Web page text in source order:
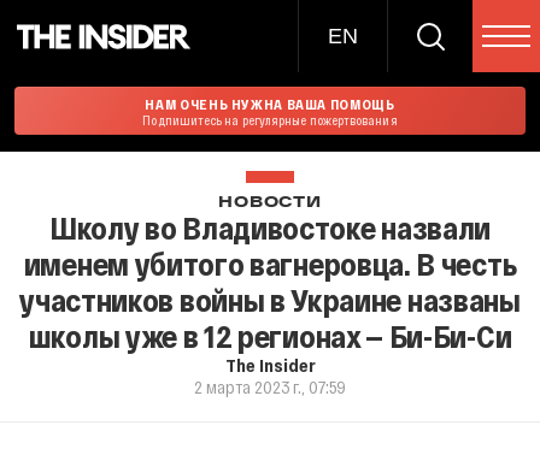
EN
НАМ ОЧЕНЬ НУЖНА ВАША ПОМОЩЬ
Подпишитесь на регулярные пожертвования
НОВОСТИ
Школу во Владивостоке назвали
именем убитого вагнеровца. В честь
участников войны в Украине названы
школы уже в 12 регионах — Би-Би-Си
The Insider
2 марта 2023 г., 07:59